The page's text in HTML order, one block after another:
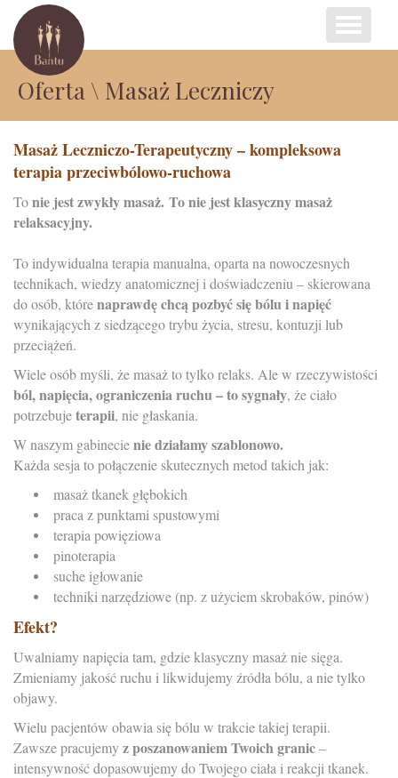
Menu
Oferta \ Masaż Leczniczy
Masaż Leczniczo-Terapeutyczny – kompleksowa
terapia przeciwbólowo-ruchowa
Tonie jest zwykły masaż. To nie jest klasyczny masaż
relaksacyjny.
To indywidualna terapia manualna, oparta na nowoczesnych
technikach, wiedzy anatomicznej i doświadczeniu – skierowana
do osób, którenaprawdę chcą pozbyć się bólu i napięć
wynikających z siedzącego trybu życia, stresu, kontuzji lub
przeciążeń.
Wiele osób myśli, że masaż to tylko relaks. Ale w rzeczywistości
ból, napięcia, ograniczenia ruchu – to sygnały, że ciało
potrzebujeterapii, nie głaskania.
W naszym gabinecienie działamy szablonowo.
Każda sesja to połączenie skutecznych metod takich jak:
masaż tkanek głębokich
praca z punktami spustowymi
terapia powięziowa
pinoterapia
suche igłowanie
techniki narzędziowe (np. z użyciem skrobaków, pinów)
Efekt?
Uwalniamy napięcia tam, gdzie klasyczny masaż nie sięga.
Zmieniamy jakość ruchu i likwidujemy źródła bólu, a nie tylko
objawy.
Wielu pacjentów obawia się bólu w trakcie takiej terapii.
Zawsze pracujemyz poszanowaniem Twoich granic–
intensywność dopasowujemy do Twojego ciała i reakcji tkanek.